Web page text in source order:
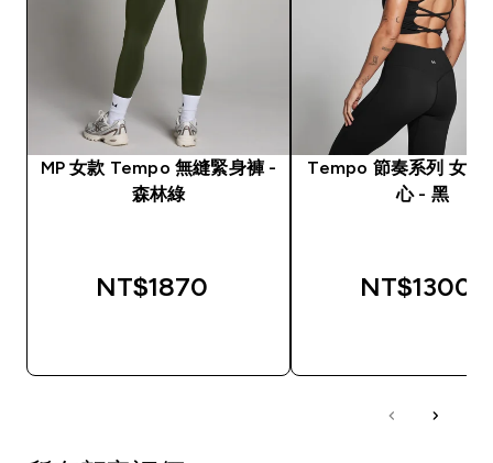
MP 女款 Tempo 無縫緊身褲 -
森林綠
NT$1870‎
Tempo 節奏系列 女士
心 - 黑
NT$1300‎